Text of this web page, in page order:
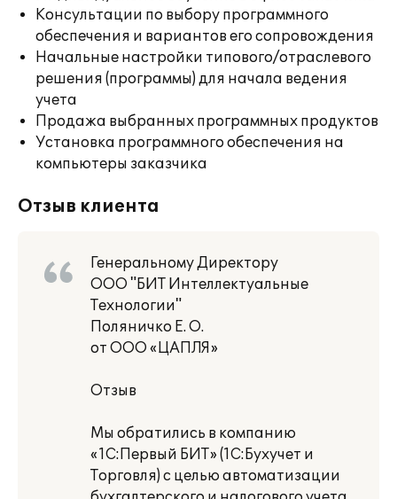
Консультации по выбору программного
обеспечения и вариантов его сопровождения
Начальные настройки типового/отраслевого
решения (программы) для начала ведения
учета
Продажа выбранных программных продуктов
Установка программного обеспечения на
компьютеры заказчика
Отзыв клиента
Генеральному Директору
ООО "БИТ Интеллектуальные
Технологии"
Поляничко Е. О.
от ООО «ЦАПЛЯ»
Отзыв
Мы обратились в компанию
«1С:Первый БИТ» (1С:Бухучет и
Торговля) с целью автоматизации